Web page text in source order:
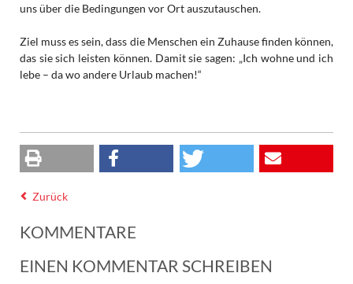
uns über die Bedingungen vor Ort auszutauschen.
Ziel muss es sein, dass die Menschen ein Zuhause finden können,
das sie sich leisten können. Damit sie sagen: „Ich wohne und ich
lebe – da wo andere Urlaub machen!“
Zurück
KOMMENTARE
EINEN KOMMENTAR SCHREIBEN